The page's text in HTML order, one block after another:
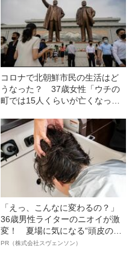
コロナで北朝鮮市民の生活はど
うなった？ 37歳女性「ウチの
町では15人くらいが亡くなっ
「えっ、こんなに変わるの？」
36歳男性ライターのニオイが激
変！ 夏場に気になる“頭皮のニ
オイ”や“ベタつき”を解消す
PR（株式会社スヴェンソン）